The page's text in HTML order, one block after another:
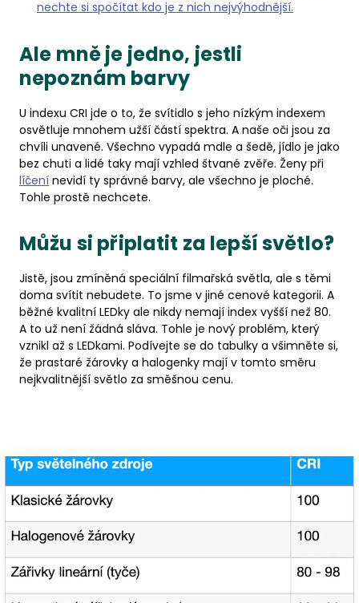
nechte si spočítat kdo je z nich nejvýhodnější.
Ale mně je jedno, jestli
nepoznám barvy
U indexu CRI jde o to, že svítidlo s jeho nízkým indexem
osvětluje mnohem užší částí spektra. A naše oči jsou za
chvíli unavené. Všechno vypadá mdle a šedě, jídlo je jako
bez chuti a lidé taky mají vzhled štvané zvěře. Ženy při
líčení nevidí ty správné barvy, ale všechno je ploché.
Tohle prostě nechcete.
Můžu si připlatit za lepší světlo?
Jistě, jsou zmíněná speciální filmařská světla, ale s těmi
doma svítit nebudete. To jsme v jiné cenové kategorii. A
běžné kvalitní LEDky ale nikdy nemají index vyšší než 80.
A to už není žádná sláva. Tohle je nový problém, který
vznikl až s LEDkami. Podívejte se do tabulky a všimněte si,
že prastaré žárovky a halogenky mají v tomto směru
nejkvalitnější světlo za směšnou cenu.